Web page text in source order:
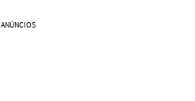
ANÚNCIOS